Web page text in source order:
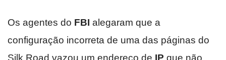
Os agentes do FBI alegaram que a
configuração incorreta de uma das páginas do
Silk Road vazou um endereço de IP que não